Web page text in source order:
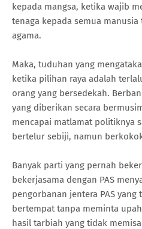
kepada mangsa, ketika wajib
tenaga kepada semua
agama.
Maka, tuduhan yang
ketika pilihan raya adalah
orang yang bersedekah.
yang diberikan secara
mencapai matlamat politiknya
bertelur sebiji, namun
Banyak parti yang pernah
bekerjasama dengan PAS
pengorbanan jentera PAS
bertempat tanpa meminta
hasil tarbiah yang tidak